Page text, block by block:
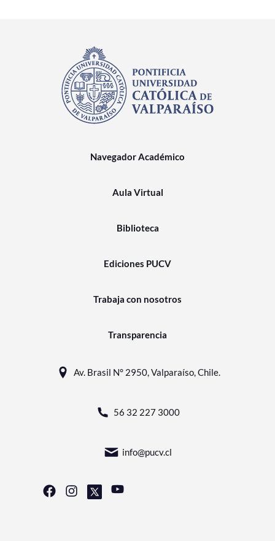
Navegador Académico
Aula Virtual
Biblioteca
Ediciones PUCV
Trabaja con nosotros
Transparencia
Av. Brasil N° 2950, Valparaíso, Chile.
56 32 227 3000
info@pucv.cl